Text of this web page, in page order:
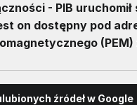
- PIB
on dostępny pod
(PEM)
źródeł w Google